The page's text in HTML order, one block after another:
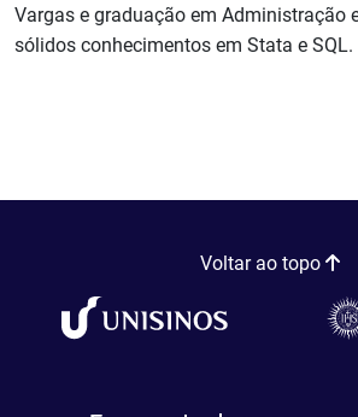
Vargas e graduação em Administração
sólidos conhecimentos em Stata e SQL.
Voltar ao topo